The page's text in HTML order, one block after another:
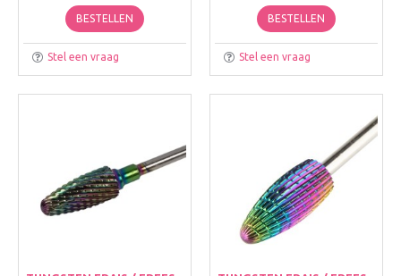
BESTELLEN
Stel een vraag
BESTELLEN
Stel een vraag